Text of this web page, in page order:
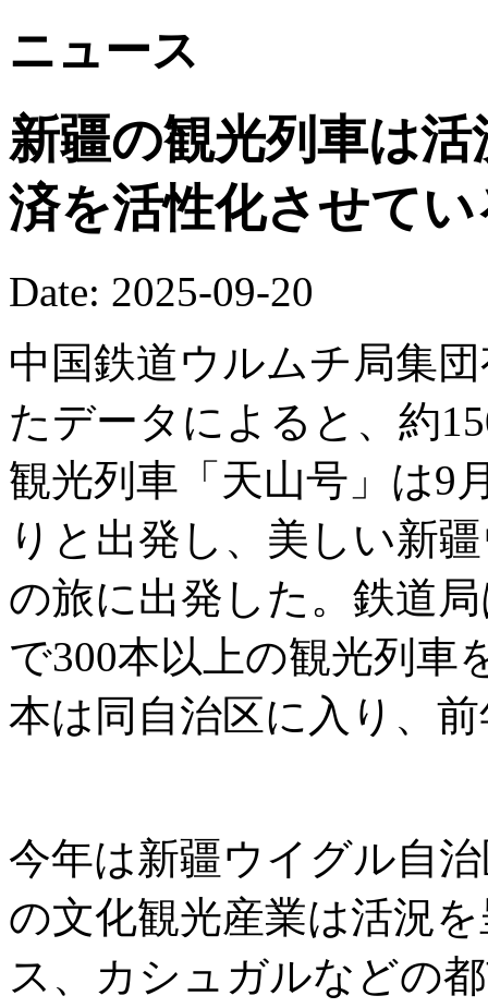
ニュース
新疆の観光列車は
済を活性化させてい
Date: 2025-09-20
中国鉄道ウルムチ局集
たデータによると、約
観光列車「天山号」は9
りと出発し、美しい新
の旅に出発した。鉄道
で300本以上の観光列車
本は同自治区に入り、
今年は新疆ウイグル自
の文化観光産業は活況
ス、カシュガルなどの